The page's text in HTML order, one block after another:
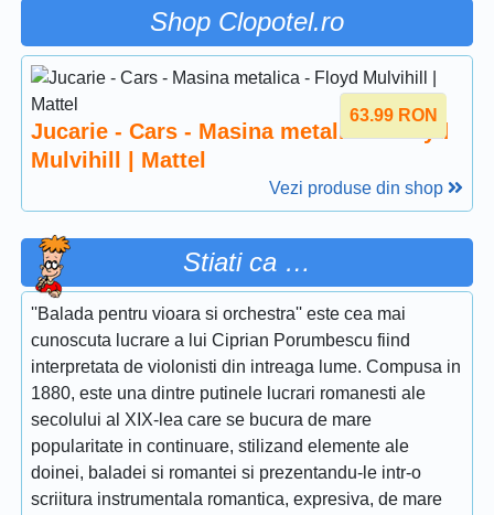
Shop Clopotel.ro
63.99 RON
Jucarie - Cars - Masina metalica - Floyd
Mulvihill | Mattel
Vezi produse din shop
Stiati ca …
''Balada pentru vioara si orchestra'' este cea mai
cunoscuta lucrare a lui Ciprian Porumbescu fiind
interpretata de violonisti din intreaga lume. Compusa in
1880, este una dintre putinele lucrari romanesti ale
secolului al XIX-lea care se bucura de mare
popularitate in continuare, stilizand elemente ale
doinei, baladei si romantei si prezentandu-le intr-o
scriitura instrumentala romantica, expresiva, de mare